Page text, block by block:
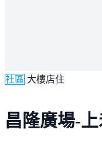
社區 大樓店住
昌隆廣場-